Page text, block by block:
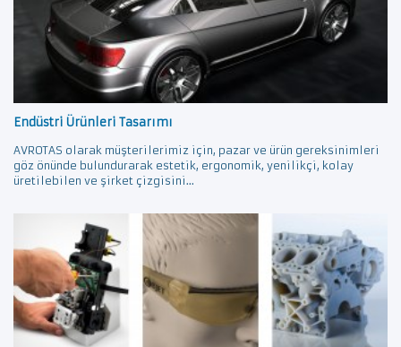
Endüstri Ürünleri Tasarımı
AVROTAS olarak müşterilerimiz için, pazar ve ürün gereksinimleri
göz önünde bulundurarak estetik, ergonomik, yenilikçi, kolay
üretilebilen ve şirket çizgisini...